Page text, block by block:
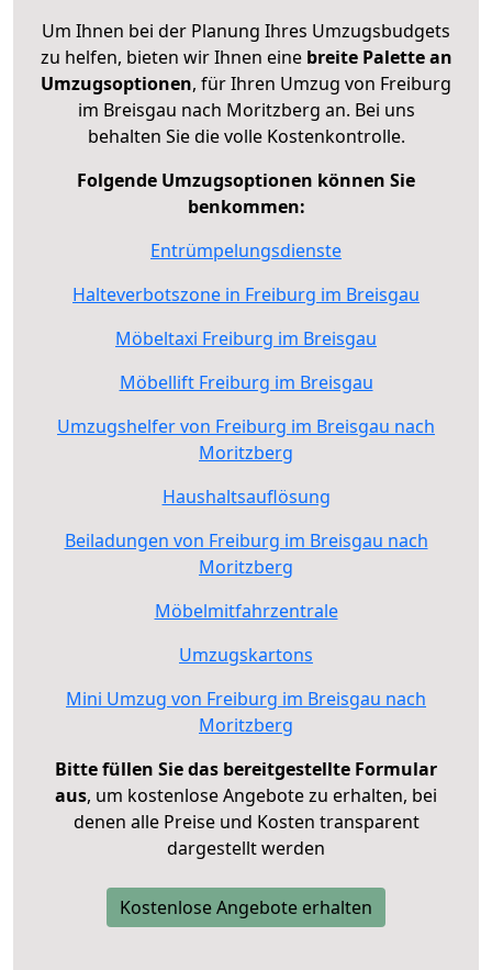
Um Ihnen bei der Planung Ihres Umzugsbudgets
zu helfen, bieten wir Ihnen eine breite Palette an
Umzugsoptionen, für Ihren Umzug von Freiburg
im Breisgau nach Moritzberg an. Bei uns
behalten Sie die volle Kostenkontrolle.
Folgende Umzugsoptionen können Sie
benkommen:
Entrümpelungsdienste
Halteverbotszone in Freiburg im Breisgau
Möbeltaxi Freiburg im Breisgau
Möbellift Freiburg im Breisgau
Umzugshelfer von Freiburg im Breisgau nach
Moritzberg
Haushaltsauflösung
Beiladungen von Freiburg im Breisgau nach
Moritzberg
Möbelmitfahrzentrale
Umzugskartons
Mini Umzug von Freiburg im Breisgau nach
Moritzberg
Bitte füllen Sie das bereitgestellte Formular
aus, um kostenlose Angebote zu erhalten, bei
denen alle Preise und Kosten transparent
dargestellt werden
Kostenlose Angebote erhalten